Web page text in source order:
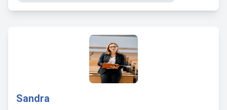
Sandra